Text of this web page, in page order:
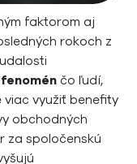
faktorom aj
rokoch z
čo ľudí,
využiť benefity
obchodných
za spoločenskú